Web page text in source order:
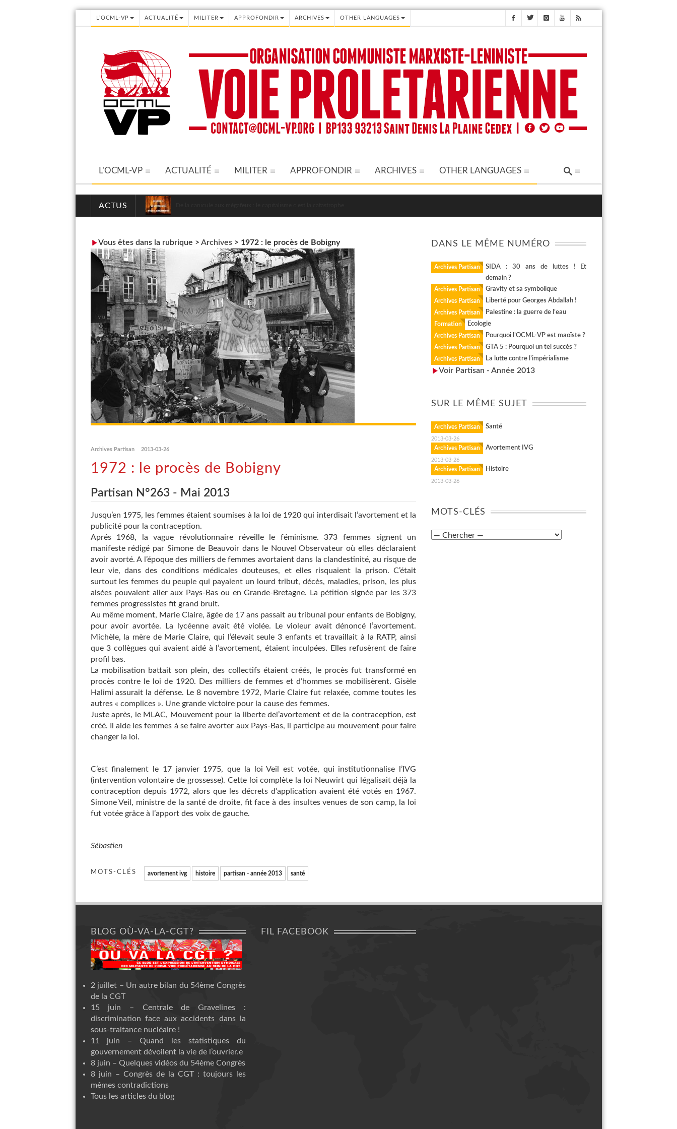
L’OCML-VP ACTUALITÉ MILITER APPROFONDIR ARCHIVES OTHER LANGUAGES
L’OCML-VP ACTUALITÉ MILITER APPROFONDIR ARCHIVES OTHER LANGUAGES
ACTUS
Vous êtes dans la rubrique > Archives> 1972 : le procès de Bobigny
Archives Partisan 2013-03-26
1972 : le procès de Bobigny
Partisan N°263 - Mai 2013
Jusqu’en 1975, les femmes étaient soumises à la loi de 1920 qui interdisait l’avortement et la
publicité pour la contraception.
Aprés 1968, la vague révolutionnaire réveille le féminisme. 373 femmes signent un
manifeste rédigé par Simone de Beauvoir dans le Nouvel Observateur où elles déclaraient
avoir avorté. A l’époque des milliers de femmes avortaient dans la clandestinité, au risque de
leur vie, dans des conditions médicales douteuses, et elles risquaient la prison. C’était
surtout les femmes du peuple qui payaient un lourd tribut, décès, maladies, prison, les plus
aisées pouvaient aller aux Pays-Bas ou en Grande-Bretagne. La pétition signée par les 373
femmes progressistes fit grand bruit.
Au même moment, Marie Claire, âgée de 17 ans passait au tribunal pour enfants de Bobigny,
pour avoir avortée. La lycéenne avait été violée. Le violeur avait dénoncé l’avortement.
Michèle, la mère de Marie Claire, qui l’élevait seule 3 enfants et travaillait à la RATP, ainsi
que 3 collègues qui avaient aidé à l’avortement, étaient inculpées. Elles refusèrent de faire
profil bas.
La mobilisation battait son plein, des collectifs étaient créés, le procès fut transformé en
procès contre le loi de 1920. Des milliers de femmes et d’hommes se mobilisèrent. Gisèle
Halimi assurait la défense. Le 8 novembre 1972, Marie Claire fut relaxée, comme toutes les
autres « complices ». Une grande victoire pour la cause des femmes.
Juste après, le MLAC, Mouvement pour la liberte del’avortement et de la contraception, est
créé. Il aide les femmes à se faire avorter aux Pays-Bas, il participe au mouvement pour faire
changer la loi.
C’est finalement le 17 janvier 1975, que la loi Veil est votée, qui institutionnalise l’IVG
(intervention volontaire de grossesse). Cette loi complète la loi Neuwirt qui légalisait déjà la
contraception depuis 1972, alors que les décrets d’application avaient été votés en 1967.
Simone Veil, ministre de la santé de droite, fit face à des insultes venues de son camp, la loi
fut votée grâce à l’apport des voix de gauche.
Sébastien
MOTS-CLÉS avortement ivg histoire partisan - année 2013 santé
DANS LE MÊME NUMÉRO
Archives Partisan
SIDA : 30 ans de luttes ! Et
demain ?
Archives Partisan Gravity et sa symbolique
Archives Partisan Liberté pour Georges Abdallah !
Archives Partisan Palestine : la guerre de l’eau
Formation Ecologie
Archives Partisan Pourquoi l’OCML-VP est maoïste ?
Archives Partisan GTA 5 : Pourquoi un tel succès ?
Archives Partisan La lutte contre l’impérialisme
Voir Partisan - Année 2013
SUR LE MÊME SUJET
Archives Partisan Santé
2013-03-26
Archives Partisan Avortement IVG
2013-03-26
Archives Partisan Histoire
2013-03-26
MOTS-CLÉS
BLOG OÙ-VA-LA-CGT?
2 juillet – Un autre bilan du 54ème Congrès
de la CGT
15 juin – Centrale de Gravelines :
discrimination face aux accidents dans la
sous-traitance nucléaire !
11 juin – Quand les statistiques du
gouvernement dévoilent la vie de l’ouvrier.e
8 juin – Quelques vidéos du 54ème Congrès
8 juin – Congrès de la CGT : toujours les
mêmes contradictions
Tous les articles du blog
FIL FACEBOOK